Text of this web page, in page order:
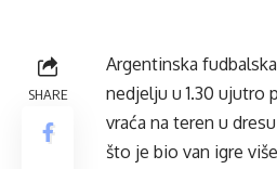
SHARE
Argentinska
nedjelju u 1.30 ujutro
vraća na teren u
što je bio van igre